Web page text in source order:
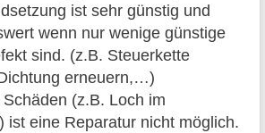
ist sehr günstig und
wenn nur wenige günstige
sind. (z.B. Steuerkette
erneuern,…)
(z.B. Loch im
ist eine Reparatur nicht möglich.